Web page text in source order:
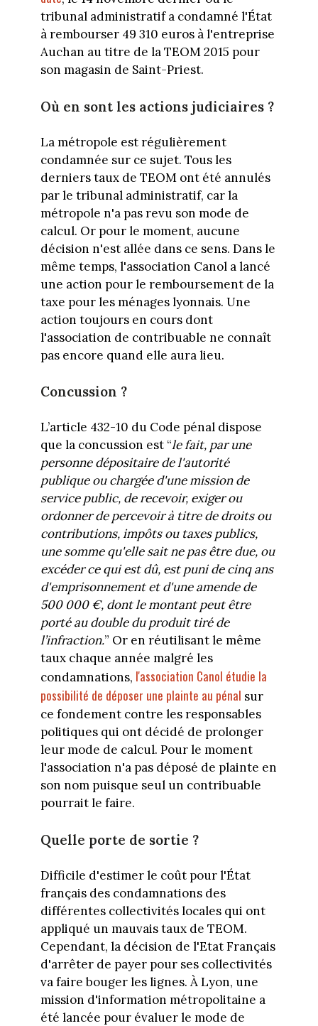
tribunal administratif a condamné l'État
à rembourser 49 310 euros à l'entreprise
Auchan au titre de la TEOM 2015 pour
son magasin de Saint-Priest.
Où en sont les actions judiciaires ?
La métropole est régulièrement
condamnée sur ce sujet. Tous les
derniers taux de TEOM ont été annulés
par le tribunal administratif, car la
métropole n'a pas revu son mode de
calcul. Or pour le moment, aucune
décision n'est allée dans ce sens. Dans le
même temps, l'association Canol a lancé
une action pour le remboursement de la
taxe pour les ménages lyonnais. Une
action toujours en cours dont
l'association de contribuable ne connaît
pas encore quand elle aura lieu.
Concussion ?
L’article 432-10 du Code pénal dispose
que la concussion est “le fait, par une
personne dépositaire de l'autorité
publique ou chargée d'une mission de
service public, de recevoir, exiger ou
ordonner de percevoir à titre de droits ou
contributions, impôts ou taxes publics,
une somme qu'elle sait ne pas être due, ou
excéder ce qui est dû, est puni de cinq ans
d'emprisonnement et d'une amende de
500 000 €, dont le montant peut être
porté au double du produit tiré de
l’infraction.” Or en réutilisant le même
taux chaque année malgré les
condamnations, l'association Canol étudie la
possibilité de déposer une plainte au pénal sur
ce fondement contre les responsables
politiques qui ont décidé de prolonger
leur mode de calcul. Pour le moment
l'association n'a pas déposé de plainte en
son nom puisque seul un contribuable
pourrait le faire.
Quelle porte de sortie ?
Difficile d'estimer le coût pour l'État
français des condamnations des
différentes collectivités locales qui ont
appliqué un mauvais taux de TEOM.
Cependant, la décision de l'Etat Français
d'arrêter de payer pour ses collectivités
va faire bouger les lignes. À Lyon, une
mission d'information métropolitaine a
été lancée pour évaluer le mode de